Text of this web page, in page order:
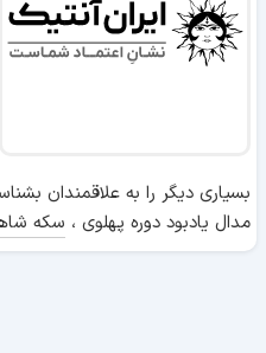
بسیاری دیگر را به علاقمندان
مدال یادبود دوره پهلوی ، سکه